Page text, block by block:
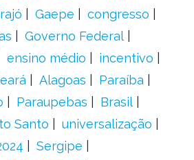
Gaepe
congresso
Governo Federal
ensino médio
incentivo
Alagoas
Paraíba
Paraupebas
Brasil
Santo
universalização
Sergipe